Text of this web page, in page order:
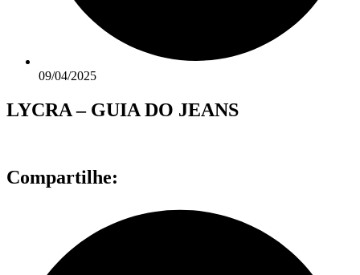
09/04/2025
LYCRA – GUIA DO JEANS
Compartilhe: